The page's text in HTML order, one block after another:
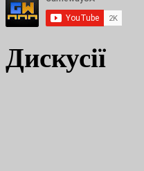
Дискусії